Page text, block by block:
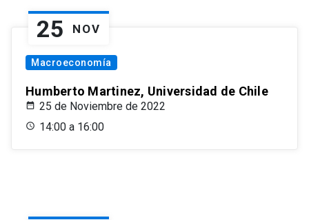
25 NOV
Macroeconomía
Humberto Martinez, Universidad de Chile
25 de Noviembre de 2022
14:00 a 16:00